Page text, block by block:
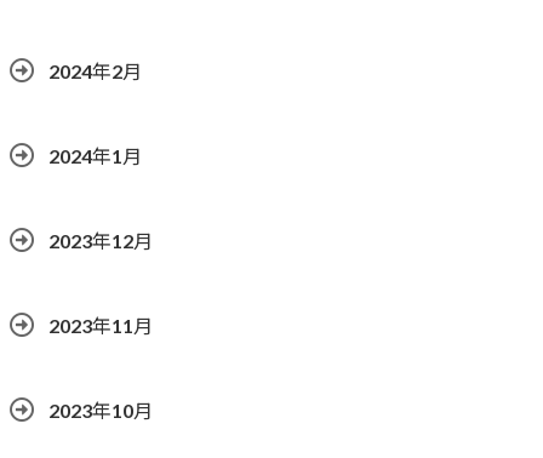
2024年2月
2024年1月
2023年12月
2023年11月
2023年10月